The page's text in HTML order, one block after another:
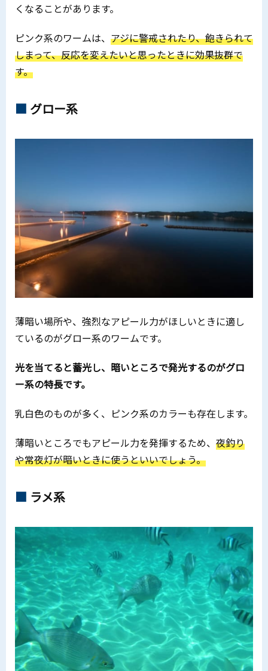
くなることがあります。
ピンク系のワームは、 アジに警戒されたり、飽きられて
しまって、反応を変えたいと思ったときに効果抜群で
す。
グロー系
薄暗い場所や、強烈なアピール力がほしいときに適し
ているのがグロー系のワームです。
光を当てると蓄光し、暗いところで発光するのがグロ
ー系の特長です。
乳白色のものが多く、ピンク系のカラーも存在します。
薄暗いところでもアピール力を発揮するため、 夜釣り
や常夜灯が暗いときに使うといいでしょう。
ラメ系